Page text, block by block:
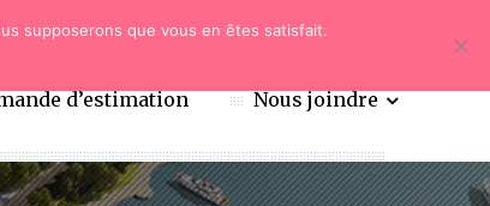
d’estimation Nous joindre
supposerons que vous en êtes satisfait.